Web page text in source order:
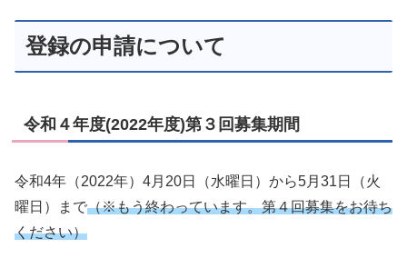
登録の申請について
令和４年度(2022年度)第３回募集期間
令和4年（2022年）4月20日（水曜日）から5月31日（火
曜日）まで（※もう終わっています。第４回募集をお待ち
ください）